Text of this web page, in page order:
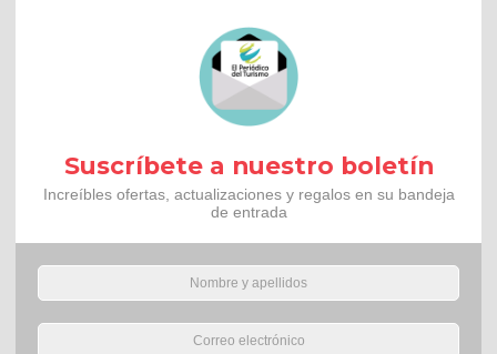
Suscríbete a nuestro boletín
Increíbles ofertas, actualizaciones y regalos en su bandeja
de entrada